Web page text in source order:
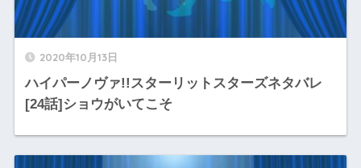
2020年10月13日
ハイパーノヴァ!!スターリットスターズネタバレ
[24話]ショウがいてこそ